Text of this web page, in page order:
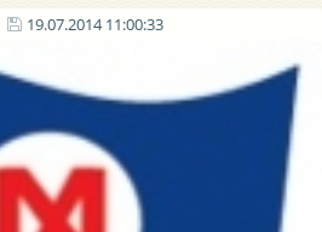
19.07.2014 11:00:33